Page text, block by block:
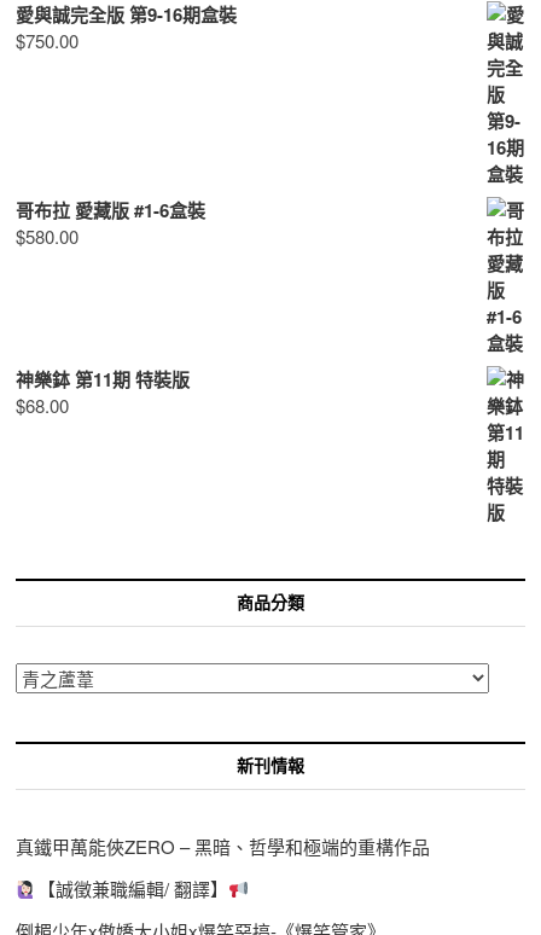
愛與誠完全版 第9-16期盒裝
$750.00
哥布拉 愛藏版 #1-6盒裝
$580.00
神樂鉢 第11期 特裝版
$68.00
商品分類
新刊情報
真鐵甲萬能俠ZERO – 黑暗、哲學和極端的重構作品
【誠徵兼職編輯/ 翻譯】